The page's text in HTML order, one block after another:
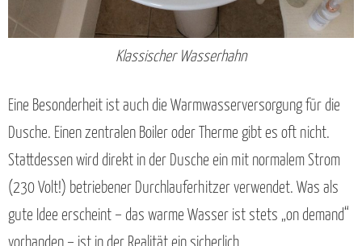
Klassischer Wasserhahn
Eine Besonderheit ist auch die Warmwasserversorgung für die
Dusche. Einen zentralen Boiler oder Therme gibt es oft nicht.
Stattdessen wird direkt in der Dusche ein mit normalem Strom
(230 Volt!) betriebener Durchlauferhitzer verwendet. Was als
gute Idee erscheint – das warme Wasser ist stets „on demand“